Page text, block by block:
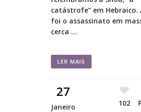
catástrofe” em Hebraico.
foi o assassinato em
cerca ...
LER MAIS
27
Janeiro 102